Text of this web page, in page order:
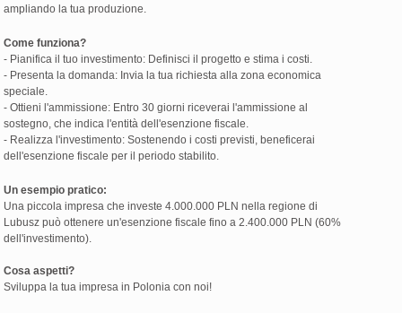
ampliando la tua produzione.
Come funziona?
- Pianifica il tuo investimento: Definisci il progetto e stima i costi.
- Presenta la domanda: Invia la tua richiesta alla zona economica
speciale.
- Ottieni l'ammissione: Entro 30 giorni riceverai l'ammissione al
sostegno, che indica l'entità dell'esenzione fiscale.
- Realizza l'investimento: Sostenendo i costi previsti, beneficerai
dell'esenzione fiscale per il periodo stabilito.
Un esempio pratico:
Una piccola impresa che investe 4.000.000 PLN nella regione di
Lubusz può ottenere un'esenzione fiscale fino a 2.400.000 PLN (60%
dell'investimento).
Cosa aspetti?
Sviluppa la tua impresa in Polonia con noi!